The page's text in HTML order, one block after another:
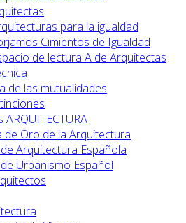
para la igualdad
Cimientos de Igualdad
de lectura A de Arquitectas
de las mutualidades
ARQUITECTURA
de Oro de la Arquitectura
Arquitectura Española
Urbanismo Español